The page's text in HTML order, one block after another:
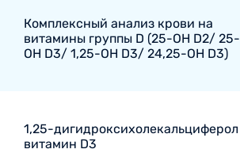
Комплексный анализ крови на
витамины группы D (25-ОН D2/ 25-
ОН D3/ 1,25-ОН D3/ 24,25-ОН D3)
1,25-дигидроксихолекальциферол
витамин D3